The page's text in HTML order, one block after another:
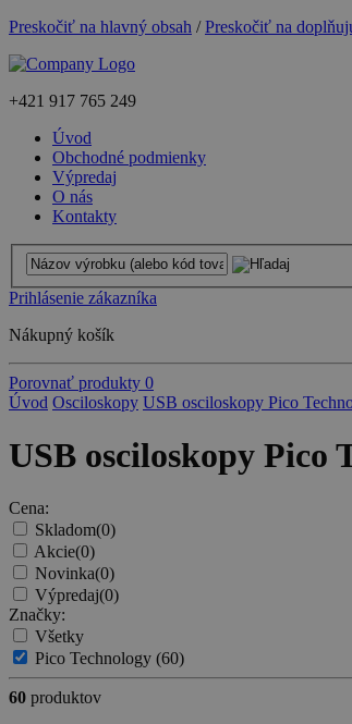
Preskočiť na hlavný obsah /Preskočiť na
+421 917 765 249
Úvod
Obchodné podmienky
Výpredaj
O nás
Kontakty
Prihlásenie zákazníka
Nákupný košík
Porovnať produkty 0
Úvod Osciloskopy USB osciloskopy Pico
USB osciloskopy Pico
Cena:
Skladom(0)
Akcie(0)
Novinka(0)
Výpredaj(0)
Značky:
Všetky
Pico Technology (60)
60 produktov